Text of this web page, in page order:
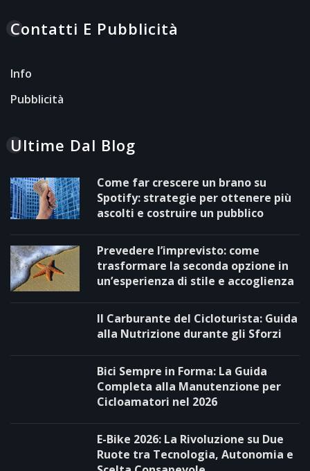
Contatti E Pubblicità
Info
Pubblicità
Ultime Dal Blog
Come far crescere un brano su
Spotify: strategie per ottenere più
ascolti e costruire un pubblico
Prevedere l’imprevisto: come
trasformare la seconda opzione in
un’esperienza di stile e accoglienza
Il Carburante del Cicloturista: Guida
alla Nutrizione durante gli Sforzi
Bici Sempre in Forma: La Guida
Completa alla Manutenzione per
Cicloamatori nel 2026
E-Bike 2026: La Rivoluzione su Due
Ruote tra Tecnologia, Autonomia e